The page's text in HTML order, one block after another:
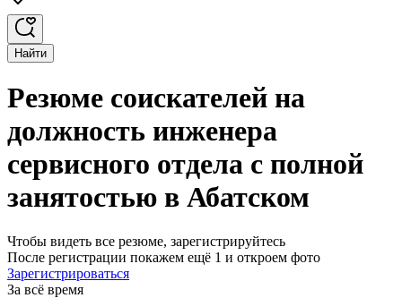
Найти
Резюме соискателей на
должность инженера
сервисного отдела с полной
занятостью в Абатском
Чтобы видеть все резюме, зарегистрируйтесь
После регистрации покажем ещё 1 и откроем фото
Зарегистрироваться
За всё время